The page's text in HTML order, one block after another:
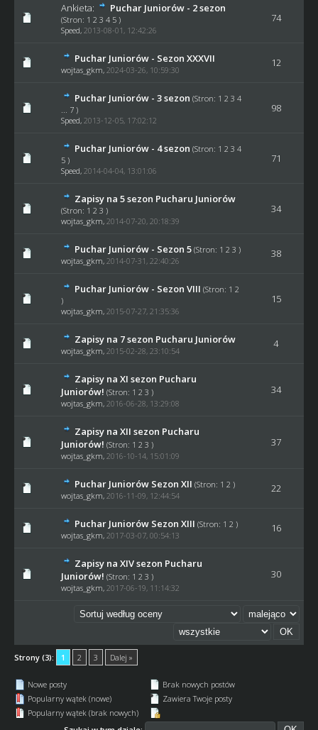
Ankieta: Puchar Juniorów - 2 sezon
(Stron: 1 2 3 4 5 )
Speed, 2013-08-01, 12:42:26
74
Puchar Juniorów - Sezon XXXVII
wojtas_gkm, 2024-03-26, 10:59:30
12
Puchar Juniorów - 3 sezon (Stron: 1 2 3 4
... 7 )
Speed, 2013-12-05, 17:02:12
98
Puchar Juniorów - 4 sezon (Stron: 1 2 3 4
5 )
Speed, 2014-04-04, 13:01:06
71
Zapisy na 5 sezon Pucharu Juniorów
(Stron: 1 2 3 )
wojtas_gkm, 2014-07-20, 20:18:39
34
Puchar Juniorów - Sezon 5 (Stron: 1 2 3 )
wojtas_gkm, 2014-07-31, 22:40:26
38
Puchar Juniorów - Sezon VIII (Stron: 1 2
)
wojtas_gkm, 2015-07-27, 21:35:36
15
Zapisy na 7 sezon Pucharu Juniorów
wojtas_gkm, 2015-02-28, 23:10:54
4
Zapisy na XI sezon Pucharu
Juniorów! (Stron: 1 2 3 )
wojtas_gkm, 2016-06-28, 13:29:08
34
Zapisy na XII sezon Pucharu
Juniorów! (Stron: 1 2 3 )
wojtas_gkm, 2016-10-14, 15:01:09
37
Puchar Juniorów Sezon XII (Stron: 1 2 )
wojtas_gkm, 2016-11-09, 12:44:54
22
Puchar Juniorów Sezon XIII (Stron: 1 2 )
wojtas_gkm, 2017-03-07, 00:54:13
16
Zapisy na XIV sezon Pucharu
Juniorów! (Stron: 1 2 3 )
wojtas_gkm, 2017-06-19, 11:14:32
30
Strony (3): 1 2 3 Dalej »
Nowe posty
Popularny wątek (nowe)
Popularny wątek (brak nowych)
Brak nowych postów
Zawiera Twoje posty